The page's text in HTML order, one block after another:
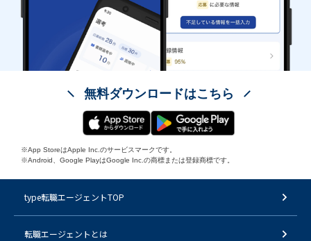
無料ダウンロードはこちら
※App StoreはApple Inc.のサービスマークです。
※Android、Google PlayはGoogle Inc.の商標または登録商標です。
type転職エージェントTOP
転職エージェントとは